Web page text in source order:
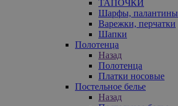
ТАПОЧКИ
Шарфы, палантины
Варежки, перчатки
Шапки
Полотенца
Назад
Полотенца
Платки носовые
Постельное белье
Назад